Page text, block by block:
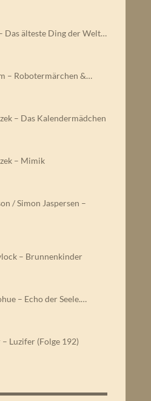
Das älteste Ding der Welt…
– Robotermärchen &…
– Das Kalendermädchen
– Mimik
/ Simon Jaspersen –
– Brunnenkinder
– Echo der Seele.…
– Luzifer (Folge 192)